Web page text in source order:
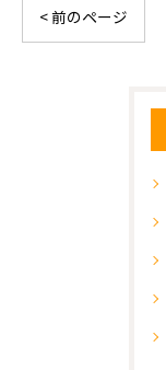
< 前のページ